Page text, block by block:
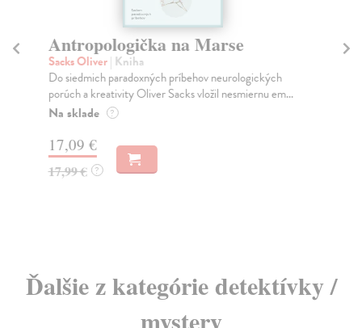
Antropologička na Marse
Sacks Oliver| Kniha
Do siedmich paradoxných príbehov neurologických
porúch a kreativity Oliver Sacks vložil nesmiernu em...
Na sklade ?
17,09 €
17,99 € ?
Ďalšie z kategórie detektívky /
mystery